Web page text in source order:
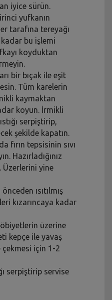
iyice sürün.
yufkanın
tarafına tereyağı
kadar bu işlemi
koyduktan
bir bıçak ile eşit
Tüm karelerin
kaymaktan
koyun. İrmikli
serpiştirip,
şekilde kapatın.
fırın tepsisinin sıvı
Hazırladığınız
Üzerlerini yine
ısıtılmış
kızarıncaya kadar
üzerine
kepçe ile yavaş
çekmesi için 1-2
serpiştirip servise